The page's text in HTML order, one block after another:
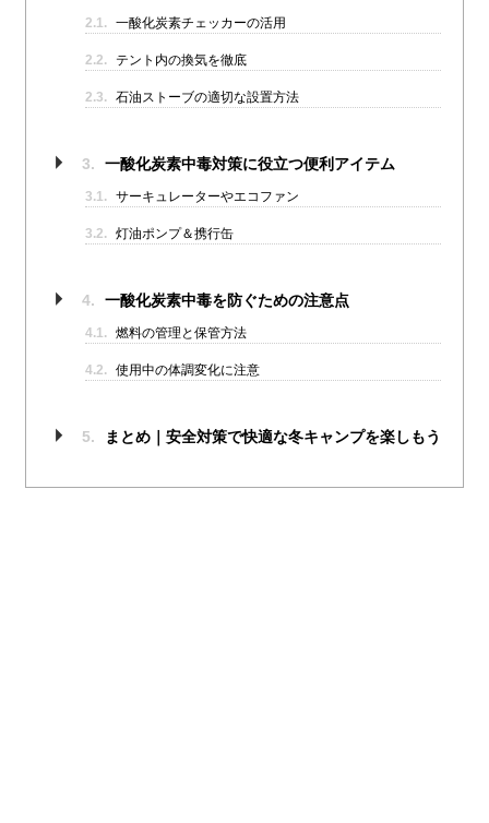
2.1. 一酸化炭素チェッカーの活用
2.2. テント内の換気を徹底
2.3. 石油ストーブの適切な設置方法
3. 一酸化炭素中毒対策に役立つ便利アイテム
3.1. サーキュレーターやエコファン
3.2. 灯油ポンプ＆携行缶
4. 一酸化炭素中毒を防ぐための注意点
4.1. 燃料の管理と保管方法
4.2. 使用中の体調変化に注意
5. まとめ｜安全対策で快適な冬キャンプを楽しもう